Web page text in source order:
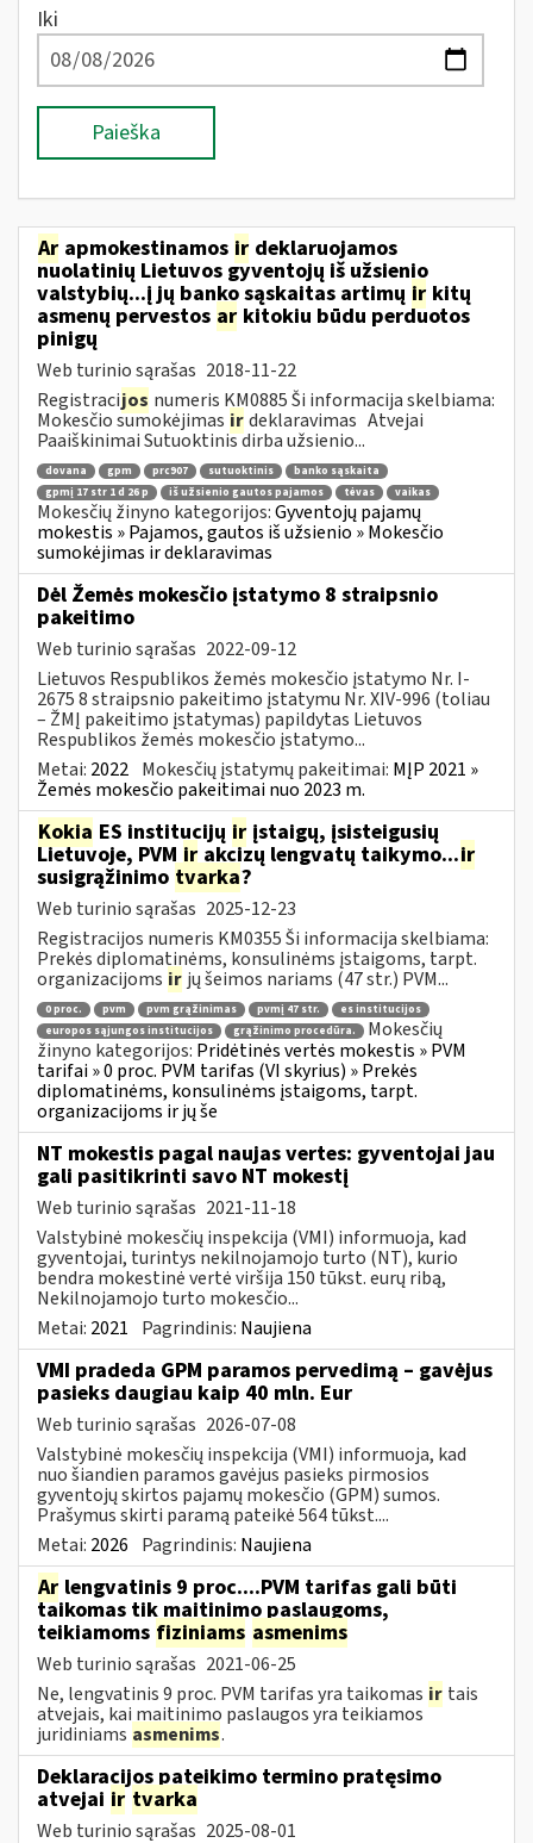
Iki
Paieška
Ar apmokestinamos ir deklaruojamos
nuolatinių Lietuvos gyventojų iš užsienio
valstybių...į jų banko sąskaitas artimų ir kitų
asmenų pervestos ar kitokiu būdu perduotos
pinigų
Web turinio sąrašas 2018-11-22
Registracijos numeris KM0885 Ši informacija skelbiama:
Mokesčio sumokėjimas irdeklaravimas Atvejai
Paaiškinimai Sutuoktinis dirba užsienio...
dovana gpm prc907 sutuoktinis
banko sąskaita
gpmį 17 str 1 d 26 p
iš užsienio gautos pajamos tėvas vaikas
Mokesčių žinyno kategorijos:Gyventojų pajamų
mokestis » Pajamos, gautos iš užsienio » Mokesčio
sumokėjimas ir deklaravimas
Dėl Žemės mokesčio įstatymo 8 straipsnio
pakeitimo
Web turinio sąrašas 2022-09-12
Lietuvos Respublikos žemės mokesčio įstatymo Nr. I-
2675 8 straipsnio pakeitimo įstatymu Nr. XIV-996 (toliau
– ŽMĮ pakeitimo įstatymas) papildytas Lietuvos
Respublikos žemės mokesčio įstatymo...
Metai: 2022 Mokesčių įstatymų pakeitimai: MĮP 2021 »
Žemės mokesčio pakeitimai nuo 2023 m.
Kokia ES institucijų ir įstaigų, įsisteigusių
Lietuvoje, PVM ir akcizų lengvatų taikymo...ir
susigrąžinimo tvarka?
Web turinio sąrašas 2025-12-23
Registracijos numeris KM0355 Ši informacija skelbiama:
Prekės diplomatinėms, konsulinėms įstaigoms, tarpt.
organizacijoms ir jų šeimos nariams (47 str.) PVM...
0 proc. pvm pvm grąžinimas pvmį 47 str.
es institucijos
europos sąjungos institucijos
grąžinimo procedūra.
Mokesčių
žinyno kategorijos: Pridėtinės vertės mokestis » PVM
tarifai » 0 proc. PVM tarifas (VI skyrius) » Prekės
diplomatinėms, konsulinėms įstaigoms, tarpt.
organizacijoms ir jų še
NT mokestis pagal naujas vertes: gyventojai jau
gali pasitikrinti savo NT mokestį
Web turinio sąrašas 2021-11-18
Valstybinė mokesčių inspekcija (VMI) informuoja, kad
gyventojai, turintys nekilnojamojo turto (NT), kurio
bendra mokestinė vertė viršija 150 tūkst. eurų ribą,
Nekilnojamojo turto mokesčio...
Metai: 2021 Pagrindinis: Naujiena
VMI pradeda GPM paramos pervedimą – gavėjus
pasieks daugiau kaip 40 mln. Eur
Web turinio sąrašas 2026-07-08
Valstybinė mokesčių inspekcija (VMI) informuoja, kad
nuo šiandien paramos gavėjus pasieks pirmosios
gyventojų skirtos pajamų mokesčio (GPM) sumos.
Prašymus skirti paramą pateikė 564 tūkst....
Metai: 2026 Pagrindinis: Naujiena
Ar lengvatinis 9 proc....PVM tarifas gali būti
taikomas tik maitinimo paslaugoms,
teikiamoms fiziniams asmenims
Web turinio sąrašas 2021-06-25
Ne, lengvatinis 9 proc. PVM tarifas yra taikomas ir tais
atvejais, kai maitinimo paslaugos yra teikiamos
juridiniams asmenims.
Deklaracijos pateikimo termino pratęsimo
atvejai ir tvarka
Web turinio sąrašas 2025-08-01